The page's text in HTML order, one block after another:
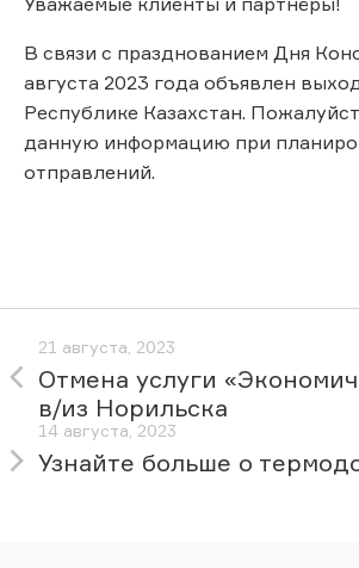
В связи с празднованием Дня
августа 2023 года объявлен
Республике Казахстан.
данную информацию при
отправлений.
21 августа, 2023
Отмена услуги
в/из Норильска
14 августа, 2023
Узнайте больше о